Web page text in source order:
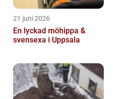
21 juni 2026
En lyckad möhippa &
svensexa i Uppsala